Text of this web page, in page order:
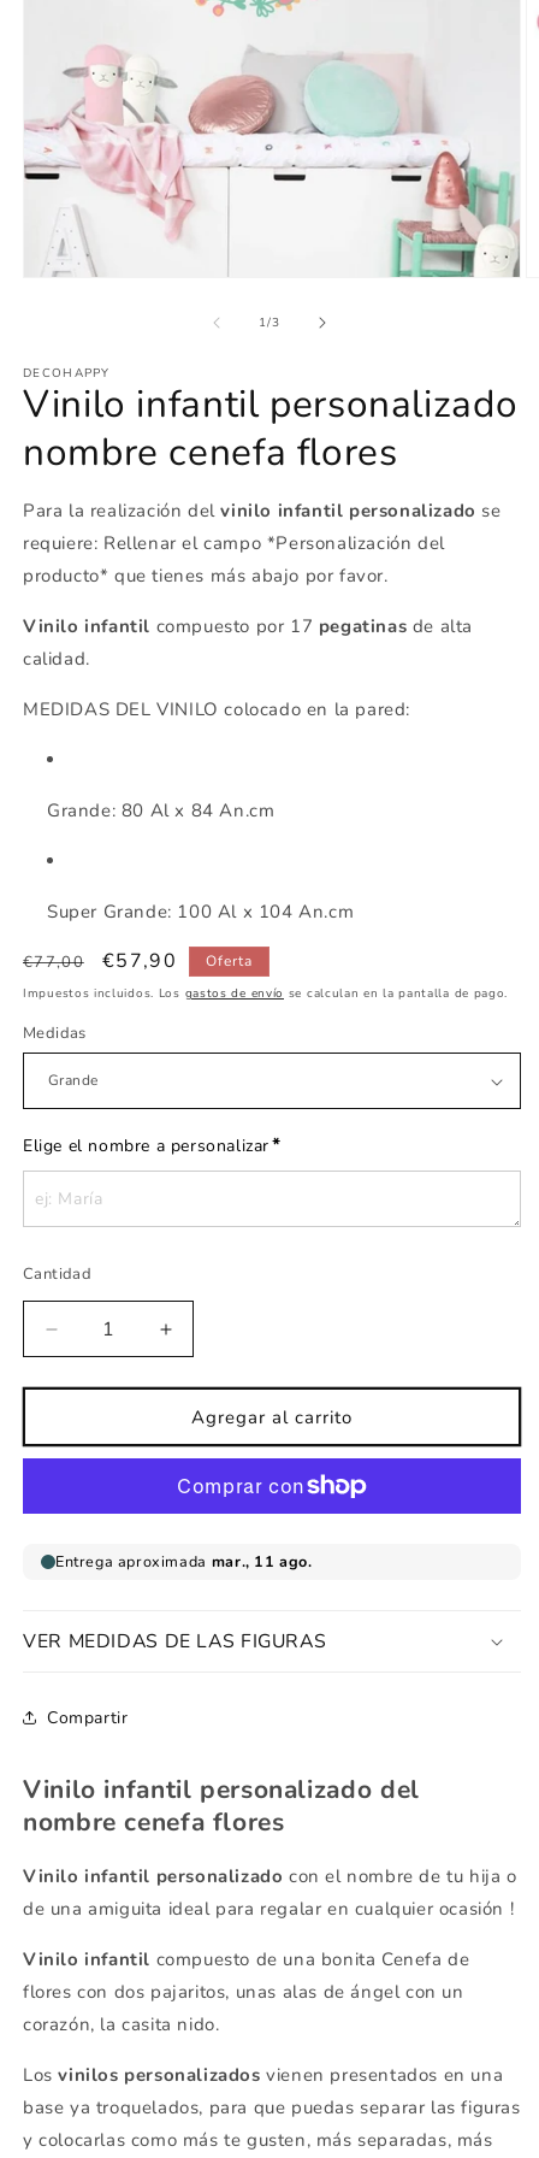
una
ventana
modal
1/de
3
DECOHAPPY
Vinilo infantil personalizado
nombre cenefa flores
Para la realización delvinilo infantil personalizado se
requiere: Rellenar el campo *Personalización del
producto* que tienes más abajo por favor.
Vinilo infantil compuesto por 17 pegatinas de alta
calidad.
MEDIDAS DEL VINILO colocado en la pared:
Grande: 80 Al x 84 An.cm
Super Grande: 100 Al x 104 An.cm
Precio
habitual
€77,00
Precio
de
€57,90 Oferta
Impuestos incluidos. Los gastos de envío se calculan en la pantalla de pago.
Medidas
Elige el nombre a personalizar*
Cantidad
Reducir
cantidad
para
infantil
personalizado
cenefa
Aumentar
cantidad
para
Vinilo
infantil
personalizado
nombre
cenefa
Agregar al carrito
VER MEDIDAS DE LAS FIGURAS
Compartir
Vinilo infantil personalizado del
nombre cenefa flores
Vinilo infantil personalizado con el nombre de tu hija o
de una amiguita ideal para regalar en cualquier ocasión !
Vinilo infantil compuesto de una bonita Cenefa de
flores con dos pajaritos, unas alas de ángel con un
corazón, la casita nido.
Losvinilos personalizados vienen presentados en una
base ya troquelados, para que puedas separar las figuras
y colocarlas como más te gusten, más separadas, más